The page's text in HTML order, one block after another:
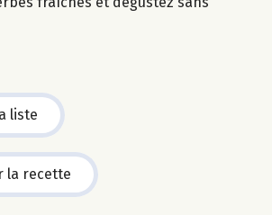
liste
la recette